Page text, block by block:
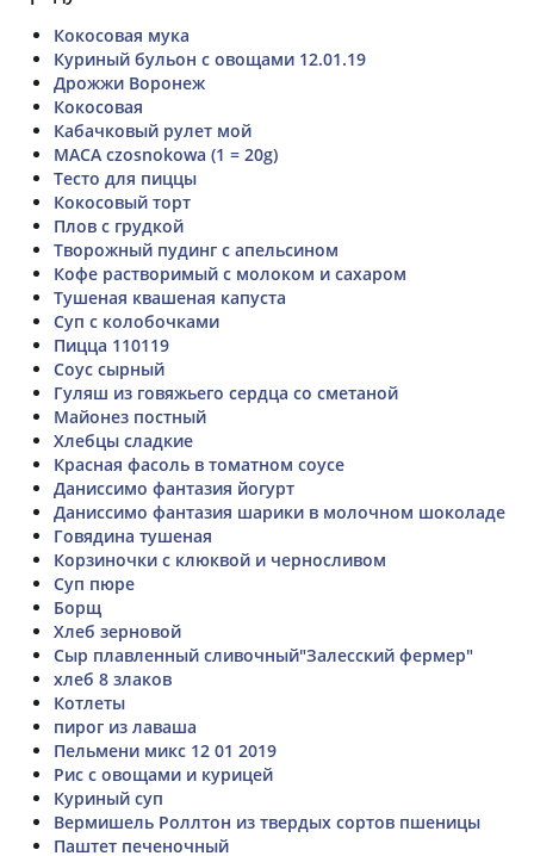
Кокосовая мука
Куриный бульон с овощами 12.01.19
Дрожжи Воронеж
Кокосовая
Кабачковый рулет мой
MACA czosnokowa (1 = 20g)
Тесто для пиццы
Кокосовый торт
Плов с грудкой
Творожный пудинг с апельсином
Кофе растворимый с молоком и сахаром
Тушеная квашеная капуста
Суп с колобочками
Пицца 110119
Соус сырный
Гуляш из говяжьего сердца со сметаной
Майонез постный
Хлебцы сладкие
Красная фасоль в томатном соусе
Даниссимо фантазия йогурт
Даниссимо фантазия шарики в молочном шоколаде
Говядина тушеная
Корзиночки с клюквой и черносливом
Суп пюре
Борщ
Хлеб зерновой
Сыр плавленный сливочный"Залесский фермер"
хлеб 8 злаков
Котлеты
пирог из лаваша
Пельмени микс 12 01 2019
Рис с овощами и курицей
Куриный суп
Вермишель Роллтон из твердых сортов пшеницы
Паштет печеночный